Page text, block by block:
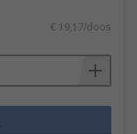
€ 19,17/doos